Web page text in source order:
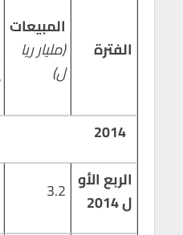
الفترة
المبيعات
(مليار ريا
ل)
2014
الربع الأو
ل 2014
3.2